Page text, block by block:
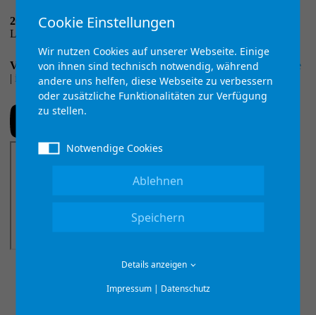
20 Uhr| Heuboden Kabachhof (Zum Kabachhof 1, 36341
Lauterbach Heblos) | 15 €; 10 € erm. |
Veranstalter:Kulturverein Lauterbach |www.kulturverein-lat.de
| info@kulturverein-lat.de| 06641 64340 |
Cookie Einstellungen
Wir nutzen Cookies auf unserer Webseite. Einige
von ihnen sind technisch notwendig, während
andere uns helfen, diese Webseite zu verbessern
oder zusätzliche Funktionalitäten zur Verfügung
zu stellen.
Notwendige Cookies
Ablehnen
Speichern
Details anzeigen
Impressum| Datenschutz